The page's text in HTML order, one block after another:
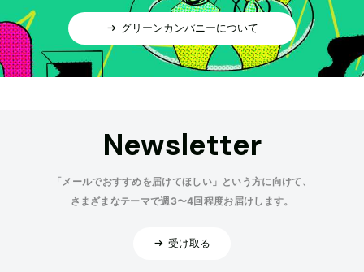
グリーンカンパニーについて
Newsletter
「メールでおすすめを届けてほしい」という方に向けて、
さまざまなテーマで週3〜4回程度お届けします。
受け取る